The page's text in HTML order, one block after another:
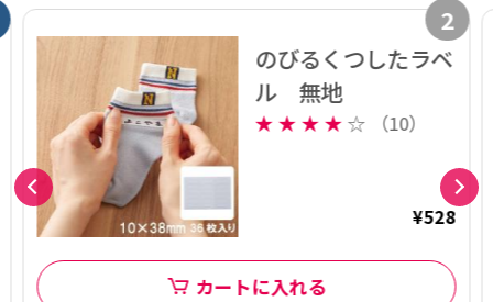
2
のびるくつしたラベ
ル 無地
★ ★ ★ ★ ☆ （10）
¥528
カートに入れる